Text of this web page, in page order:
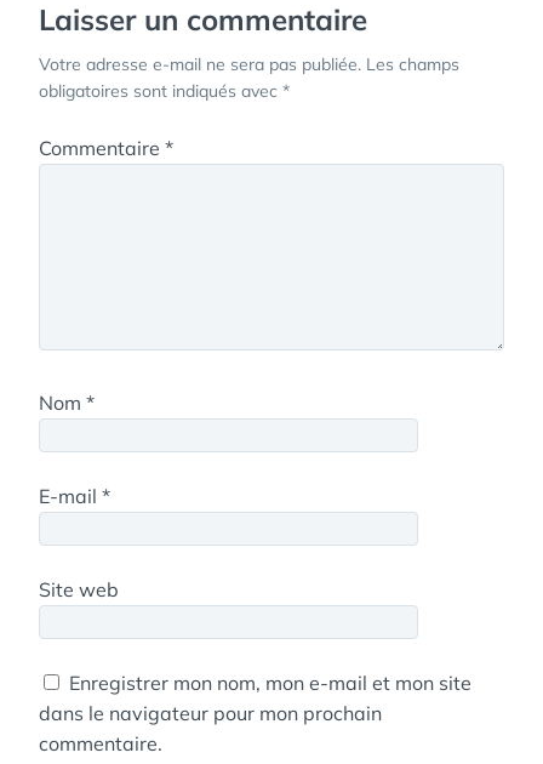
Laisser un commentaire
Votre adresse e-mail ne sera pas publiée. Les champs
obligatoires sont indiqués avec *
Commentaire *
Nom *
E-mail *
Site web
Enregistrer mon nom, mon e-mail et mon site
dans le navigateur pour mon prochain
commentaire.